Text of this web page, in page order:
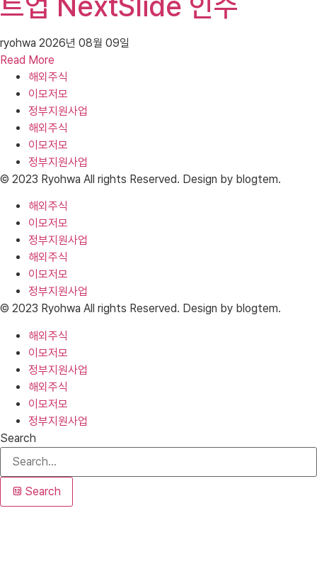
ryohwa 2026년 08월 09일
Read More
해외주식
이모저모
정부지원사업
해외주식
이모저모
정부지원사업
© 2023 Ryohwa All rights Reserved. Design by blogtem.
해외주식
이모저모
정부지원사업
해외주식
이모저모
정부지원사업
© 2023 Ryohwa All rights Reserved. Design by blogtem.
해외주식
이모저모
정부지원사업
해외주식
이모저모
정부지원사업
Search
Search